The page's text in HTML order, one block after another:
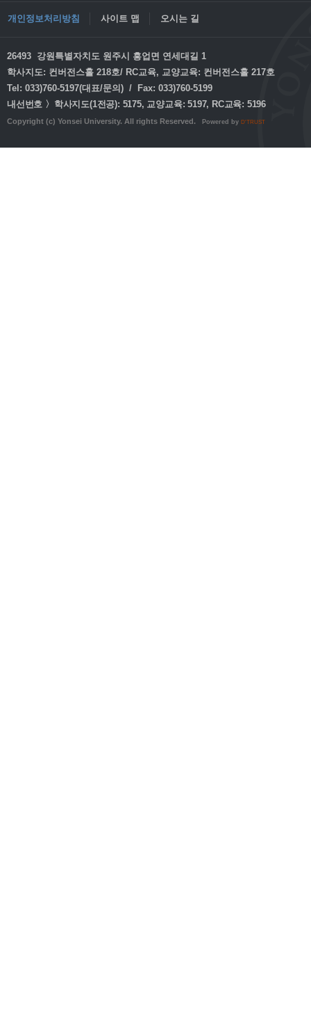
개인정보처리방침 사이트 맵 오시는 길
26493 강원특별자치도 원주시 흥업면 연세대길 1
학사지도: 컨버전스홀 218호/ RC교육, 교양교육: 컨버전스홀 217호
Tel: 033)760-5197(대표/문의) / Fax: 033)760-5199
내선번호 〉학사지도(1전공): 5175, 교양교육: 5197, RC교육: 5196
Copyright (c) Yonsei University. All rights Reserved. Powered by D'TRUST